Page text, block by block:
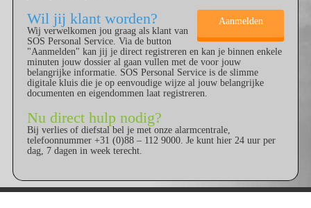
Wil jij klant worden? Aanmelden
Wij verwelkomen jou graag als klant van
SOS Personal Service. Via de button
"Aanmelden" kan jij je direct registreren en kan je binnen enkele
minuten jouw dossier al gaan vullen met de voor jouw
belangrijke informatie. SOS Personal Service is de slimme
digitale kluis die je op eenvoudige wijze al jouw belangrijke
documenten en eigendommen laat registreren.
Nu direct hulp nodig?
Bij verlies of diefstal bel je met onze alarmcentrale,
telefoonnummer +31 (0)88 – 112 9000. Je kunt hier 24 uur per
dag, 7 dagen in week terecht.